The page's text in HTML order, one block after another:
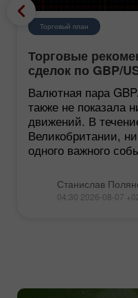
Торговый план
Торговые
сделок по GBP/
Британский фунт
Валютная пара
также не показала
движений. В
Великобритании,
одного важного
Станислав
04:30 2026-08-07